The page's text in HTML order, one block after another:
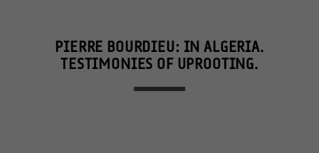
PIERRE BOURDIEU: IN ALGERIA.
TESTIMONIES OF UPROOTING.